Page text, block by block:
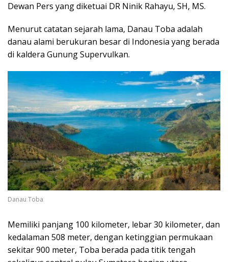
Dewan Pers yang diketuai DR Ninik Rahayu, SH, MS.
Menurut catatan sejarah lama, Danau Toba adalah
danau alami berukuran besar di Indonesia yang berada
di kaldera Gunung Supervulkan.
Danau Toba
Memiliki panjang 100 kilometer, lebar 30 kilometer, dan
kedalaman 508 meter, dengan ketinggian permukaan
sekitar 900 meter, Toba berada pada titik tengah